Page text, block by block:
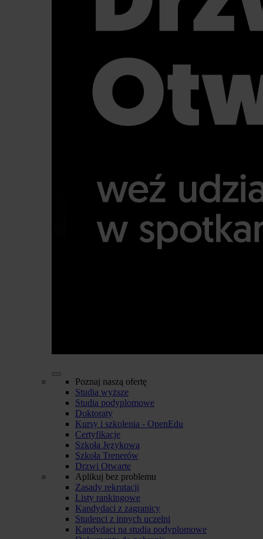
Poznaj naszą ofertę
Studia wyższe
Studia podyplomowe
Doktoraty
Kursy i szkolenia - OpenEdu
Certyfikacje
Szkoła Językowa
Szkoła Trenerów
Drzwi Otwarte
Aplikuj bez problemu
Zasady rekrutacji
Listy rankingowe
Kandydaci z zagranicy
Studenci z innych uczelni
Kandydaci na studia podyplomowe